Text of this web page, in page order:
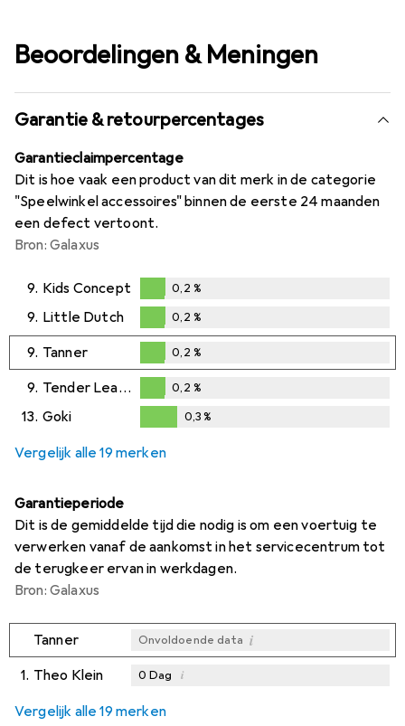
Beoordelingen & Meningen
Garantie & retourpercentages
Garantieclaimpercentage
Dit is hoe vaak een product van dit merk in de categorie
"Speelwinkel accessoires" binnen de eerste 24 maanden
een defect vertoont.
Bron: Galaxus
9. Kids Concept
0,2%
0,2 %
9. Little Dutch
0,2%
0,2 %
9. Tanner
0,2%
0,2 %
9. Tender Leaf Toys
0,2%
0,2 %
13. Goki 0,3%
Vergelijk alle 19 merken
Garantieperiode
Dit is de gemiddelde tijd die nodig is om een voertuig te
verwerken vanaf de aankomst in het servicecentrum tot
de terugkeer ervan in werkdagen.
Bron: Galaxus
Tanner Onvoldoende data i
1. Theo Klein 0 Dag i
Vergelijk alle 19 merken